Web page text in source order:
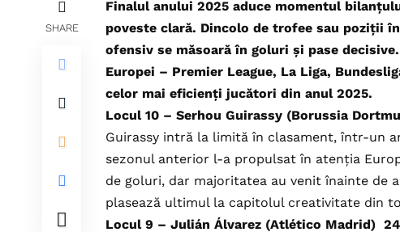
SHARE
Finalul anului 2025 aduce momentul
poveste clară. Dincolo de trofee sau poziții
ofensiv se măsoară în goluri și pase
Europei – Premier League, La Liga,
celor mai eficienți jucători din anul 2025.
Locul 10 – Serhou Guirassy (Borussia
Guirassy intră la limită în clasament, într-un
sezonul anterior l-a propulsat în atenția
de goluri, dar majoritatea au venit înainte de
plasează ultimul la capitolul creativitate din
Locul 9 – Julián Álvarez (Atlético Madrid)